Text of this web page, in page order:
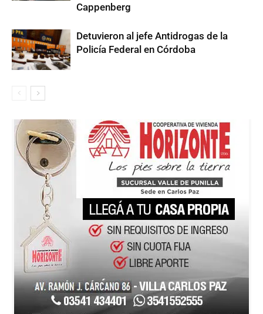
Cappenberg
Detuvieron al jefe Antidrogas de la
Policía Federal en Córdoba